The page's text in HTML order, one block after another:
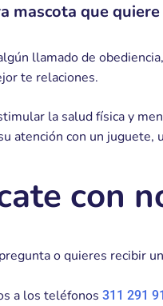
mascota que
llamado de
te relaciones.
la salud física y
atención con un juguete,
con
o quieres recibir
a los teléfonos 311 291